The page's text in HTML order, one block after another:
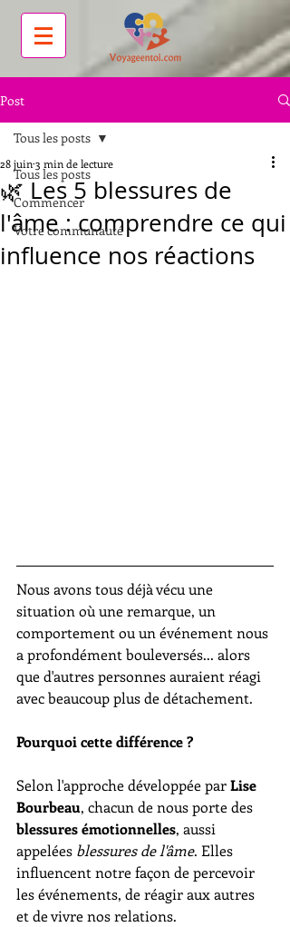
Post
Tous les posts
Commencer
Votre communauté
Tous les posts
🌿 Les 5 blessures de
l'âme : comprendre ce qui
influence nos réactions
28 juin3 min de lecture
Nous avons tous déjà vécu une
situation où une remarque, un
comportement ou un événement nous
a profondément bouleversés... alors
que d'autres personnes auraient réagi
avec beaucoup plus de détachement.
Pourquoi cette différence ?
Selon l'approche développée par Lise
Bourbeau, chacun de nous porte des
blessures émotionnelles, aussi
appelées blessures de l'âme. Elles
influencent notre façon de percevoir
les événements, de réagir aux autres
et de vivre nos relations.